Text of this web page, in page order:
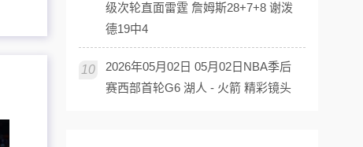
级次轮直面雷霆 詹姆斯28+7+8 谢泼
德19中4
10
2026年05月02日 05月02日NBA季后
赛西部首轮G6 湖人 - 火箭 精彩镜头